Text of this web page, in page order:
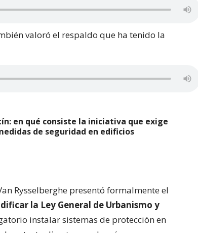
valoró el respaldo que ha tenido la
en qué consiste la iniciativa que exige
de seguridad en edificios
Rysselberghe presentó formalmente el
la Ley General de Urbanismo y
instalar sistemas de protección en